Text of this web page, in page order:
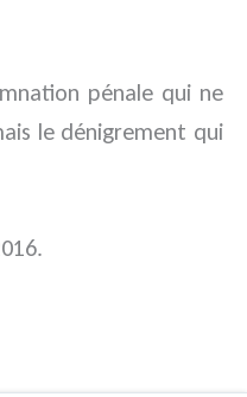
pénale qui ne
le dénigrement qui